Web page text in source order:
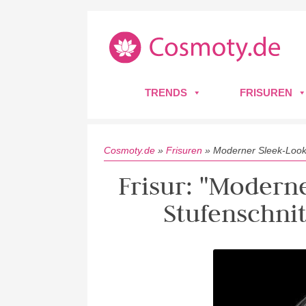
TRENDS FRISUREN
Cosmoty.de » Frisuren » Moderner Sleek-
Frisur: